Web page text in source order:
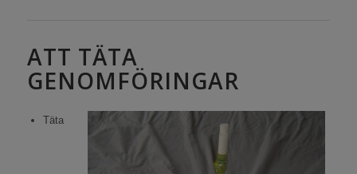
ATT TÄTA
GENOMFÖRINGAR
Täta